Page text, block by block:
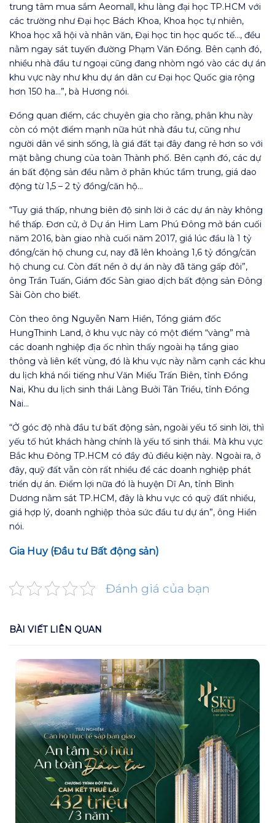
trung tâm mua sắm Aeomall, khu làng đại học TP.HCM với
các trường như Đại học Bách Khoa, Khoa học tự nhiên,
Khoa học xã hội và nhân văn, Đại học tin học quốc tế…, đều
nằm ngay sát tuyến đường Phạm Văn Đồng. Bên cạnh đó,
nhiều nhà đầu tư ngoại cũng đang nhòm ngó vào các dự án
khu vực này như khu dự án dân cư Đại học Quốc gia rộng
hơn 150 ha…”, bà Hương nói.
Đồng quan điểm, các chuyên gia cho rằng, phân khu này
còn có một điểm mạnh nữa hút nhà đầu tư, cũng như
người dân về sinh sống, là giá đất tại đây đang rẻ hơn so với
mặt bằng chung của toàn Thành phố. Bên cạnh đó, các dự
án bất động sản đều nằm ở phân khúc tầm trung, giá dao
động từ 1,5 – 2 tỷ đồng/căn hộ…
“Tuy giá thấp, nhưng biên độ sinh lời ở các dự án này không
hề thấp. Đơn cử, ở Dự án Him Lam Phú Đông mở bán cuối
năm 2016, bàn giao nhà cuối năm 2017, giá lúc đầu là 1 tỷ
đồng/căn hộ chung cư, nay đã lên khoảng 1,6 tỷ đồng/căn
hộ chung cư. Còn đất nền ở dự án này đã tăng gấp đôi”,
ông Trần Tuấn, Giám đốc Sàn giao dịch bất động sản Đông
Sài Gòn cho biết.
Còn theo ông Nguyễn Nam Hiền, Tổng giám đốc
HungThinh Land, ở khu vực này có một điểm “vàng” mà
các doanh nghiệp địa ốc nhìn thấy ngoài hạ tầng giao
thông và liên kết vùng, đó là khu vực này nằm cạnh các khu
du lịch khá nổi tiếng như Văn Miếu Trấn Biên, tỉnh Đồng
Nai, Khu du lịch sinh thái Làng Bưởi Tân Triều, tỉnh Đồng
Nai…
“Ở góc độ nhà đầu tư bất động sản, ngoài yếu tố sinh lời, thì
yếu tố hút khách hàng chính là yếu tố sinh thái. Mà khu vực
Bắc khu Đông TP.HCM có đầy đủ điều kiện này. Ngoài ra, ở
đây, quỹ đất vẫn còn rất nhiều để các doanh nghiệp phát
triển dự án. Điểm lợi nữa đó là huyện Dĩ An, tỉnh Bình
Dương nằm sát TP.HCM, đây là khu vực có quỹ đất nhiều,
giá hợp lý, doanh nghiệp thỏa sức đầu tư dự án”, ông Hiền
nói.
Gia Huy (Đầu tư Bất động sản)
Đánh giá của bạn
BÀI VIẾT LIÊN QUAN